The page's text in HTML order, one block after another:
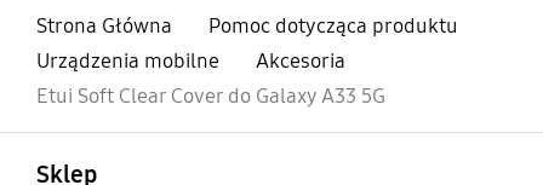
Strona Główna
Pomoc dotycząca produktu
Urządzenia mobilne
Akcesoria
Etui Soft Clear Cover do Galaxy A33 5G
Sklep